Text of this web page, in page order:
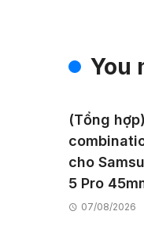
You
(Tổng
cho
5 Pro
07/08/2026